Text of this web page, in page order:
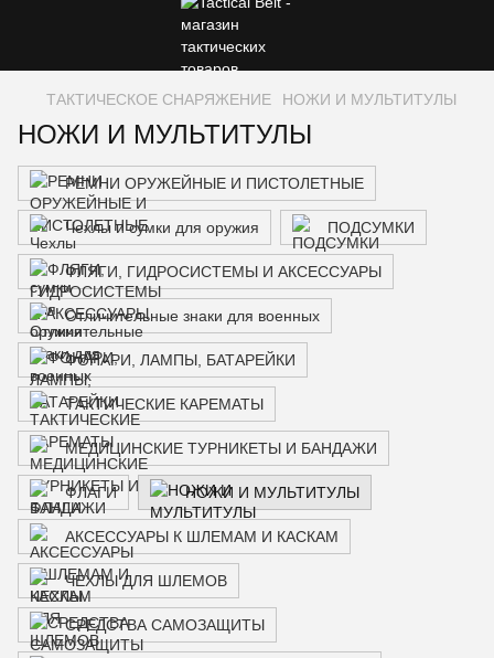
ТАКТИЧЕСКОЕ СНАРЯЖЕНИЕ НОЖИ И МУЛЬТИТУЛЫ
НОЖИ И МУЛЬТИТУЛЫ
РЕМНИ ОРУЖЕЙНЫЕ И ПИСТОЛЕТНЫЕ
Чехлы и сумки для оружия ПОДСУМКИ
ФЛЯГИ, ГИДРОСИСТЕМЫ И АКСЕССУАРЫ
Отличительные знаки для военных
ФОНАРИ, ЛАМПЫ, БАТАРЕЙКИ
ТАКТИЧЕСКИЕ КАРЕМАТЫ
МЕДИЦИНСКИЕ ТУРНИКЕТЫ И БАНДАЖИ
ФЛАГИ НОЖИ И МУЛЬТИТУЛЫ
АКСЕССУАРЫ К ШЛЕМАМ И КАСКАМ
ЧЕХЛЫ ДЛЯ ШЛЕМОВ
СРЕДСТВА САМОЗАЩИТЫ